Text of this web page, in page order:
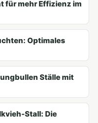
für mehr Effizienz im
Optimales
Ställe mit
Stall: Die